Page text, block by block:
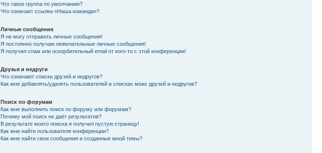
Что такое группа по умолчанию?
Что означает ссылка «Наша команда»?
Личные сообщения
Я не могу отправить личные сообщения!
Я постоянно получаю нежелательные личные сообщения!
Я получил спам или оскорбительный email от кого-то с этой конференции!
Друзья и недруги
Что означают списки друзей и недругов?
Как мне добавлять/удалять пользователей в списках моих друзей и недругов?
Поиск по форумам
Как мне выполнить поиск по форуму или форумам?
Почему мой поиск не даёт результатов?
В результате моего поиска я получил пустую страницу!
Как мне найти пользователя конференции?
Как мне найти свои сообщения и созданные мной темы?